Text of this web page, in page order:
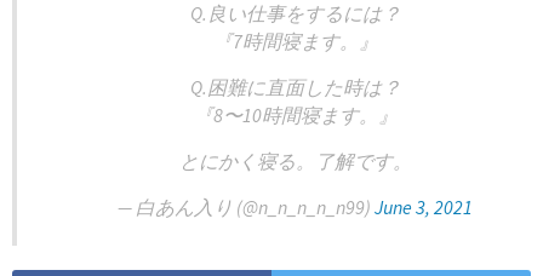
Q.良い仕事をするには？
『7時間寝ます。』
Q.困難に直面した時は？
『8〜10時間寝ます。』
とにかく寝る。了解です。
— 白あん入り (@n_n_n_n_n99) June 3, 2021